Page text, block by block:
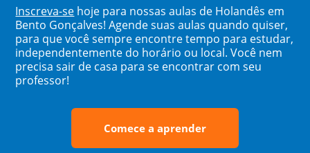
Inscreva-se hoje para nossas aulas de Holandês em
Bento Gonçalves! Agende suas aulas quando quiser,
para que você sempre encontre tempo para estudar,
independentemente do horário ou local. Você nem
precisa sair de casa para se encontrar com seu
professor!
Comece a aprender